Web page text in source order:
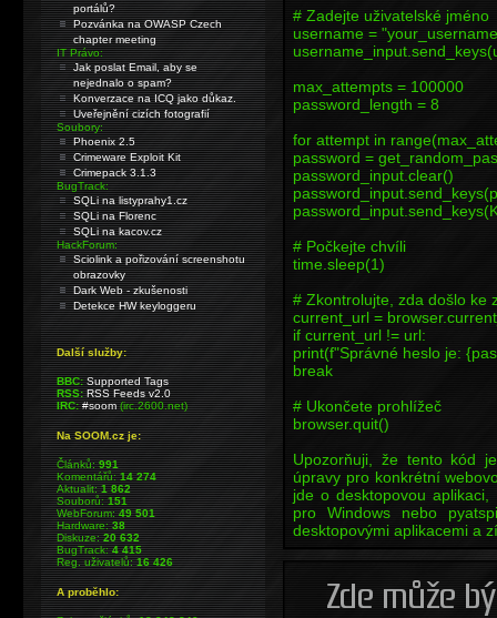
# Zadejte uživatelské jméno
username =
max_attempts = 100000
password_length = 8
for attempt in
password =
password_input.clear()
# Počkejte chvíli
time.sleep(1)
# Zkontrolujte, zda došlo ke
current_url =
if current_url != url:
print(f"Správné heslo je:
break
# Ukončete prohlížeč
browser.quit()
Upozorňuji, že tento kód
úpravy pro konkrétní
jde o desktopovou
pro Windows nebo
desktopovými aplikacemi a
portálů?
Pozvánka na OWASP Czech
chapter meeting
IT Právo:
Jak poslat Email, aby se
nejednalo o spam?
Konverzace na ICQ jako důkaz.
Uveřejnění cizích fotografií
Soubory:
Phoenix 2.5
Crimeware Exploit Kit
Crimepack 3.1.3
BugTrack:
SQLi na listyprahy1.cz
SQLi na Florenc
SQLi na kacov.cz
HackForum:
Sciolink a pořizování screenshotu
obrazovky
Dark Web - zkušenosti
Detekce HW keyloggeru
Další služby:
BBC: Supported Tags
RSS: RSS Feeds v2.0
IRC: #soom(irc.2600.net)
Na SOOM.cz je:
Článků:991
Komentářů:14 274
Aktualit:1 862
Souborů:151
WebForum:49 501
Hardware:38
Diskuze:20 632
BugTrack:4 415
Reg. uživatelů:16 426
A proběhlo: